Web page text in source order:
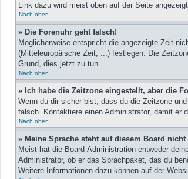
Link dazu wird meist oben auf der Seite
Nach oben
» Die Forenuhr geht falsch!
Möglicherweise entspricht die angezeigte Zeit
(Mitteleuropäische Zeit, ...) festlegen. Die
Grund, dies jetzt zu tun.
Nach oben
» Ich habe die Zeitzone eingestellt, aber die
Wenn du dir sicher bist, dass du die Zeitzone
falsch. Kontaktiere einen Administrator, damit er
Nach oben
» Meine Sprache steht auf diesem Board
Meist hat die Board-Administration entweder
Administrator, ob er das Sprachpaket, das du
Weitere Informationen dazu können auf der